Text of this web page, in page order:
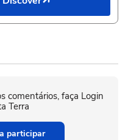
comentários, faça Login
Terra
participar